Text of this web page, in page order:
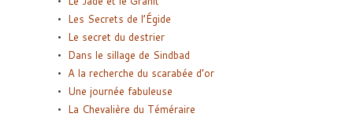
Les Secrets de l’Égide
Le secret du destrier
Dans le sillage de Sindbad
A la recherche du scarabée d’or
Une journée fabuleuse
La Chevalière du Téméraire